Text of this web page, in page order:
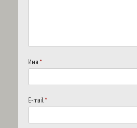
Имя *
E-mail*